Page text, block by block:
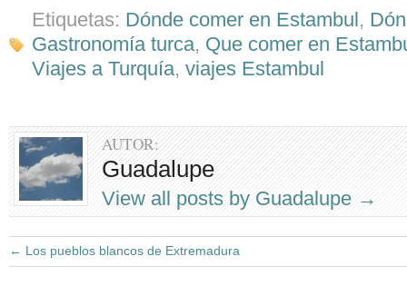
Etiquetas: Dónde comer en Estambul ,
Gastronomía turca, Que comer en
Viajes a Turquía, viajes Estambul
AUTOR:
Guadalupe
View all posts by Guadalupe →
← Los pueblos blancos de Extremadura